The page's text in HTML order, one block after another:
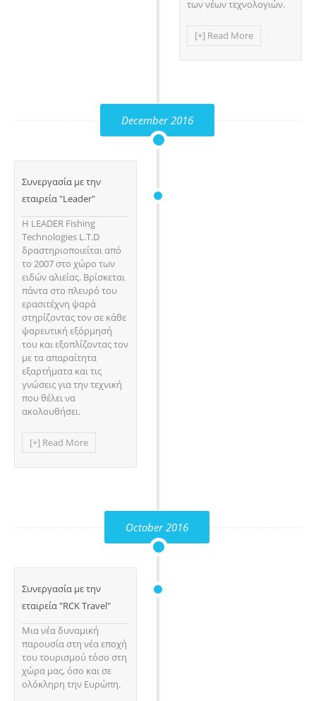
των νέων τεχνολογιών.
[+] Read More
December 2016
Συνεργασία με την
εταιρεία "Leader"
Η LEADER Fishing
Technologies L.T.D
δραστηριοποιείται από
το 2007 στο χώρο των
ειδών αλιείας. Βρίσκεται
πάντα στο πλευρό του
ερασιτέχνη ψαρά
στηρίζοντας τον σε κάθε
ψαρευτική εξόρμησή
του και εξοπλίζοντας τον
με τα απαραίτητα
εξαρτήματα και τις
γνώσεις για την τεχνική
που θέλει να
ακολουθήσει.
[+] Read More
October 2016
Συνεργασία με την
εταιρεία "RCK Travel"
Μια νέα δυναμική
παρουσία στη νέα εποχή
του τουρισμού τόσο στη
χώρα μας, όσο και σε
ολόκληρη την Ευρώπη.